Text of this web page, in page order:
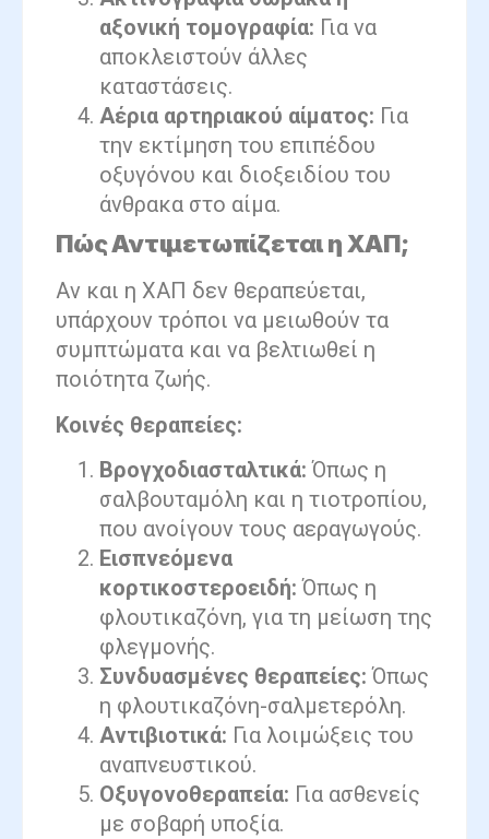
αξονική τομογραφία: Για να
αποκλειστούν άλλες
καταστάσεις.
Αέρια αρτηριακού αίματος: Για
την εκτίμηση του επιπέδου
οξυγόνου και διοξειδίου του
άνθρακα στο αίμα.
Πώς Αντιμετωπίζεται η ΧΑΠ;
Αν και η ΧΑΠ δεν θεραπεύεται,
υπάρχουν τρόποι να μειωθούν τα
συμπτώματα και να βελτιωθεί η
ποιότητα ζωής.
Κοινές θεραπείες:
Βρογχοδιασταλτικά: Όπως η
σαλβουταμόλη και η τιοτροπίου,
που ανοίγουν τους αεραγωγούς.
Εισπνεόμενα
κορτικοστεροειδή: Όπως η
φλουτικαζόνη, για τη μείωση της
φλεγμονής.
Συνδυασμένες θεραπείες: Όπως
η φλουτικαζόνη-σαλμετερόλη.
Αντιβιοτικά: Για λοιμώξεις του
αναπνευστικού.
Οξυγονοθεραπεία: Για ασθενείς
με σοβαρή υποξία.